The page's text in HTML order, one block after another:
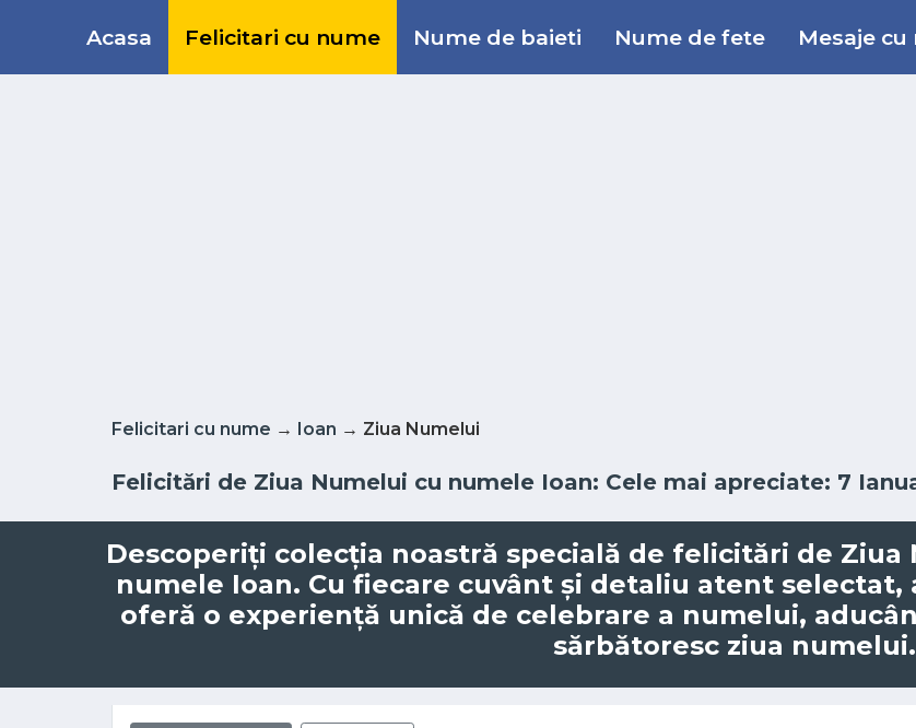
Acasa Felicitari cu nume Nume de baieti Nume de fete Mesaje cu
Felicitari cu nume → Ioan → Ziua Numelui
Felicitări de Ziua Numelui cu numele Ioan: Cele mai apreciate: 7
Descoperiți colecția noastră specială de felicitări de Ziua
numele Ioan. Cu fiecare cuvânt și detaliu atent
oferă o experiență unică de celebrare a numelui,
sărbătoresc ziua numelui.